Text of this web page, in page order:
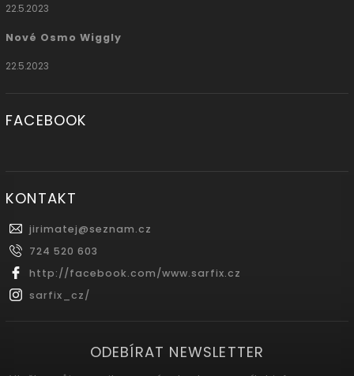
22.5.2023
Nové Osmo Wiggly
22.5.2023
FACEBOOK
KONTAKT
jirimatej@seznam.cz
724 520 603
http://facebook.com/www.sarfix.cz
sarfix_cz/
ODEBÍRAT NEWSLETTER